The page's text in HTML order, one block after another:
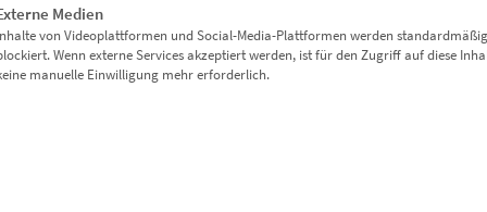
die Wirkung von Energie
Geschenk
Start-ups
Medien
von Videoplattformen und Social-Media-Plattformen werden standardmäßig
Wenn externe Services akzeptiert werden, ist für den Zugriff auf diese
manuelle Einwilligung mehr erforderlich.